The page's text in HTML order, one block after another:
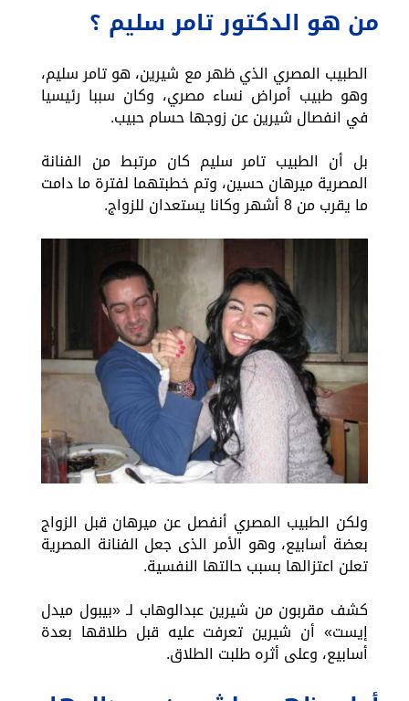
من هو الدكتور تامر سليم ؟
الطبيب المصري الذي ظهر مع شيرين، هو تامر سليم،
وهو طبيب أمراض نساء مصري، وكان سببا رئيسيا
في انفصال شيرين عن زوجها حسام حبيب.
بل أن الطبيب تامر سليم كان مرتبط من الفنانة
المصرية ميرهان حسين، وتم خطبتهما لفترة ما دامت
ما يقرب من 8 أشهر وكانا يستعدان للزواج.
ولكن الطبيب المصري أنفصل عن ميرهان قبل الزواج
بعضة أسابيع، وهو الأمر الذى جعل الفنانة المصرية
تعلن اعتزالها بسبب حالتها النفسية.
كشف مقربون من شيرين عبدالوهاب لـ «بيبول ميدل
إيست» أن شيرين تعرفت عليه قبل طلاقها بعدة
أسابيع، وعلى أثره طلبت الطلاق.